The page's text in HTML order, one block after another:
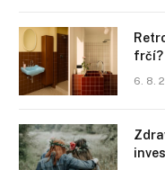
frčí?
6. 8.